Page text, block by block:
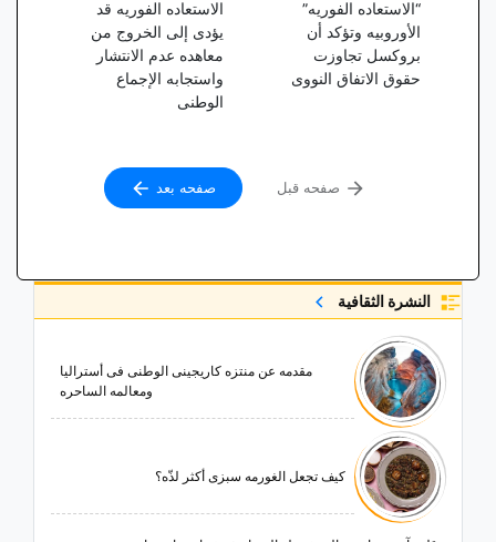
“الاستعاده الفوریه”
الأوروبیه وتؤکد أن
بروکسل تجاوزت
حقوق الاتفاق النووی
الاستعاده الفوریه قد
یؤدی إلى الخروج من
معاهده عدم الانتشار
واستجابه الإجماع
الوطنی
صفحه قبل صفحه بعد
النشرة الثقافية
مقدمه عن منتزه کاریجینی الوطنی فی أسترالیا
ومعالمه الساحره
کیف تجعل الغورمه سبزی أکثر لذّه؟